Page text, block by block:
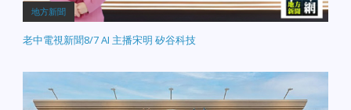
地方新聞
老中電視新聞8/7 AI 主播宋明 矽谷科技